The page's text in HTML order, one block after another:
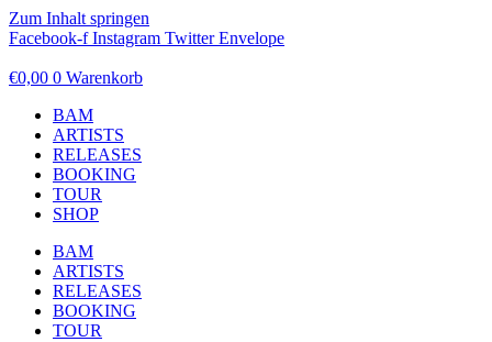
Zum Inhalt springen
Facebook-f Instagram Twitter Envelope
€0,00 0 Warenkorb
BAM
ARTISTS
RELEASES
BOOKING
TOUR
SHOP
BAM
ARTISTS
RELEASES
BOOKING
TOUR